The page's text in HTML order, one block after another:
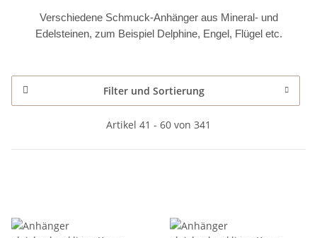
Verschiedene Schmuck-Anhänger aus Mineral- und
Edelsteinen, zum Beispiel Delphine, Engel, Flügel etc.
Filter und Sortierung
Artikel 41 - 60 von 341